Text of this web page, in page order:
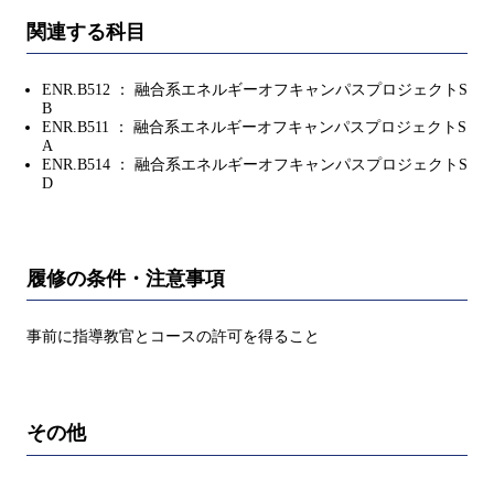
関連する科目
ENR.B512 ： 融合系エネルギーオフキャンパスプロジェクトS
B
ENR.B511 ： 融合系エネルギーオフキャンパスプロジェクトS
A
ENR.B514 ： 融合系エネルギーオフキャンパスプロジェクトS
D
履修の条件・注意事項
事前に指導教官とコースの許可を得ること
その他